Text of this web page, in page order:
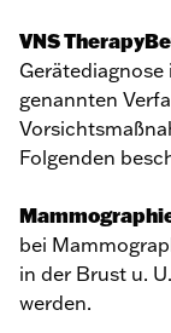
VNS
genannten
Folgenden
bei
in der Brust u.
werden.